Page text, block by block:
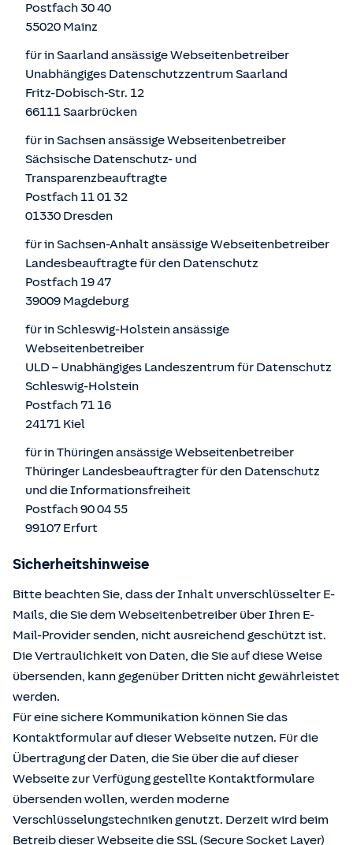
Postfach 30 40
55020 Mainz
für in Saarland ansässige Webseitenbetreiber
Unabhängiges Datenschutzzentrum Saarland
Fritz-Dobisch-Str. 12
66111 Saarbrücken
für in Sachsen ansässige Webseitenbetreiber
Sächsische Datenschutz- und
Transparenzbeauftragte
Postfach 11 01 32
01330 Dresden
für in Sachsen-Anhalt ansässige Webseitenbetreiber
Landesbeauftragte für den Datenschutz
Postfach 19 47
39009 Magdeburg
für in Schleswig-Holstein ansässige
Webseitenbetreiber
ULD – Unabhängiges Landeszentrum für Datenschutz
Schleswig-Holstein
Postfach 71 16
24171 Kiel
für in Thüringen ansässige Webseitenbetreiber
Thüringer Landesbeauftragter für den Datenschutz
und die Informationsfreiheit
Postfach 90 04 55
99107 Erfurt
Sicherheitshinweise
Bitte beachten Sie, dass der Inhalt unverschlüsselter E-
Mails, die Sie dem Webseitenbetreiber über Ihren E-
Mail-Provider senden, nicht ausreichend geschützt ist.
Die Vertraulichkeit von Daten, die Sie auf diese Weise
übersenden, kann gegenüber Dritten nicht gewährleistet
werden.
Für eine sichere Kommunikation können Sie das
Kontaktformular auf dieser Webseite nutzen. Für die
Übertragung der Daten, die Sie über die auf dieser
Webseite zur Verfügung gestellte Kontaktformulare
übersenden wollen, werden moderne
Verschlüsselungstechniken genutzt. Derzeit wird beim
Betreib dieser Webseite die SSL (Secure Socket Layer)